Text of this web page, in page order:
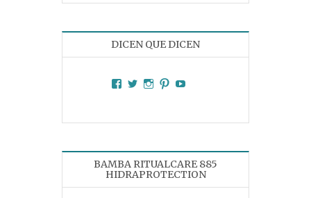
DICEN QUE DICEN
Facebook
TwitterInstagram
Pinterest
BAMBA RITUALCARE 885
HIDRAPROTECTION